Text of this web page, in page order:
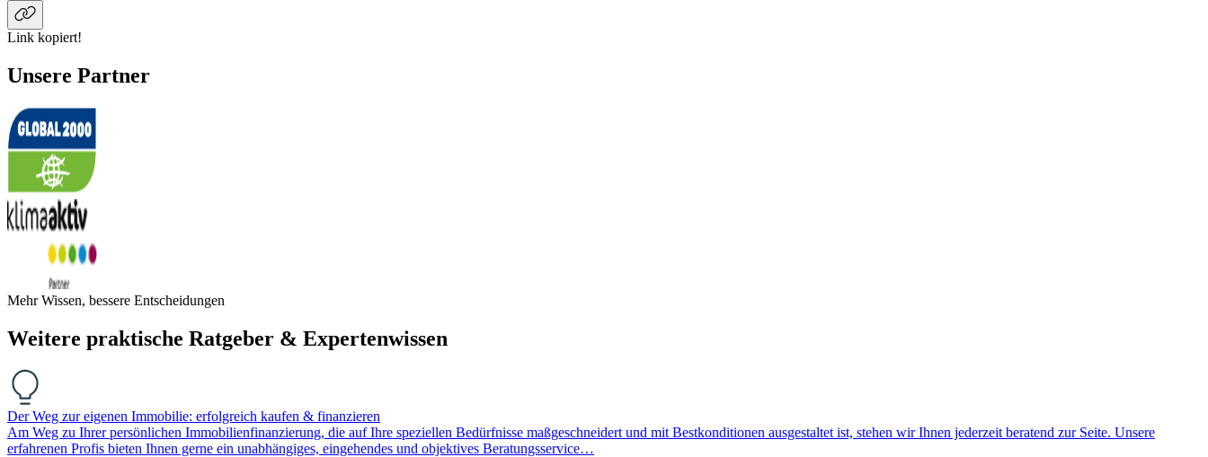
Link kopiert!
Unsere Partner
Mehr Wissen, bessere Entscheidungen
Weitere praktische Ratgeber & Expertenwissen
Der Weg zur eigenen Immobilie: erfolgreich kaufen & finanzieren
Am Weg zu Ihrer persönlichen Immobilienfinanzierung, die auf Ihre speziellen Bedürfnisse maßgeschneidert und mit Bestkonditionen ausgestaltet ist, stehen wir Ihnen jederzeit beratend zur Seite. Unsere
erfahrenen Profis bieten Ihnen gerne ein unabhängiges, eingehendes und objektives Beratungsservice…